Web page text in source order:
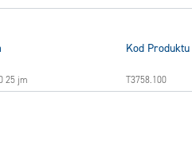
Kod Produktu
25 jm T3758.100